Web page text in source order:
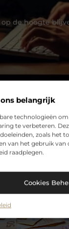
belangrijk
technologieën
te verbeteren.
zoals het
van het gebruik van
raadplegen.
Cookies